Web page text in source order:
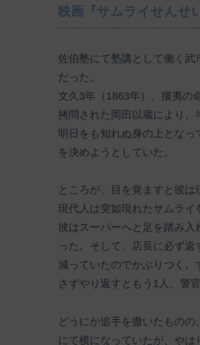
映画『サムライせんせ
佐伯塾にて塾講として働く武
だった。
文久3年（1863年）、攘夷の
拷問された岡田以蔵により、
明日をも知れぬ身の上とな
を決めようとしていた。
ところが、目を覚ますと彼は
現代人は突如現れたサムライ
彼はスーパーへと足を踏み入
った。そして、店長に必ず
減っていたのでかぶりつく
さずやり返すともう1人、警
どうにか追手を撒いたもの
にて横になっていたが、や